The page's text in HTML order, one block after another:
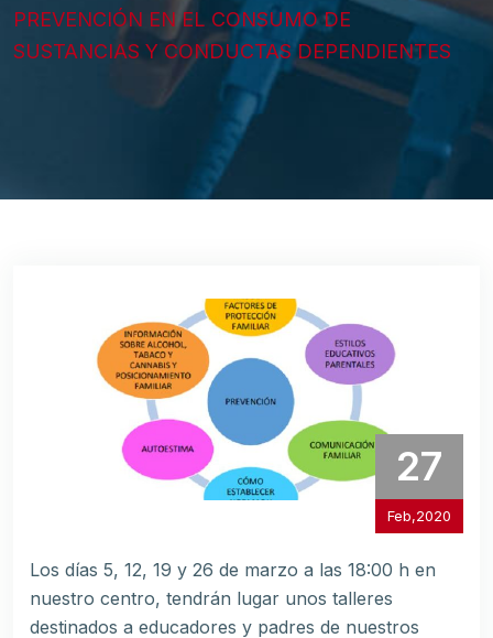
PREVENCIÓN EN EL CONSUMO DE
SUSTANCIAS Y CONDUCTAS DEPENDIENTES
27
Feb,2020
Los días 5, 12, 19 y 26 de marzo a las 18:00 h en
nuestro centro, tendrán lugar unos talleres
destinados a educadores y padres de nuestros